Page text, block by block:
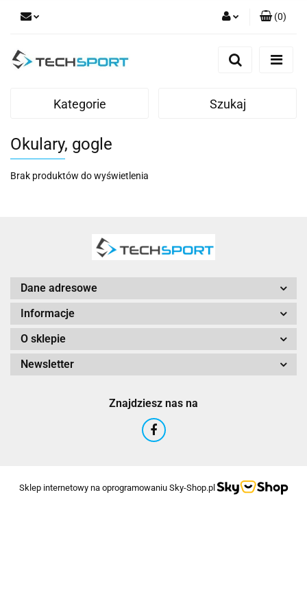
Zaloguj się
(0)
Kategorie Szukaj
Okulary, gogle
Brak produktów do wyświetlenia
Dane adresowe
Informacje
O sklepie
Newsletter
Znajdziesz nas na
Sklep internetowy na oprogramowaniu Sky-Shop.pl